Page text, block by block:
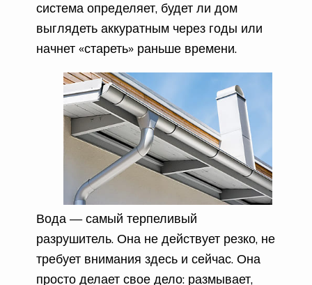
система определяет, будет ли дом
выглядеть аккуратным через годы или
начнет «стареть» раньше времени.
Вода — самый терпеливый
разрушитель. Она не действует резко, не
требует внимания здесь и сейчас. Она
просто делает свое дело: размывает,